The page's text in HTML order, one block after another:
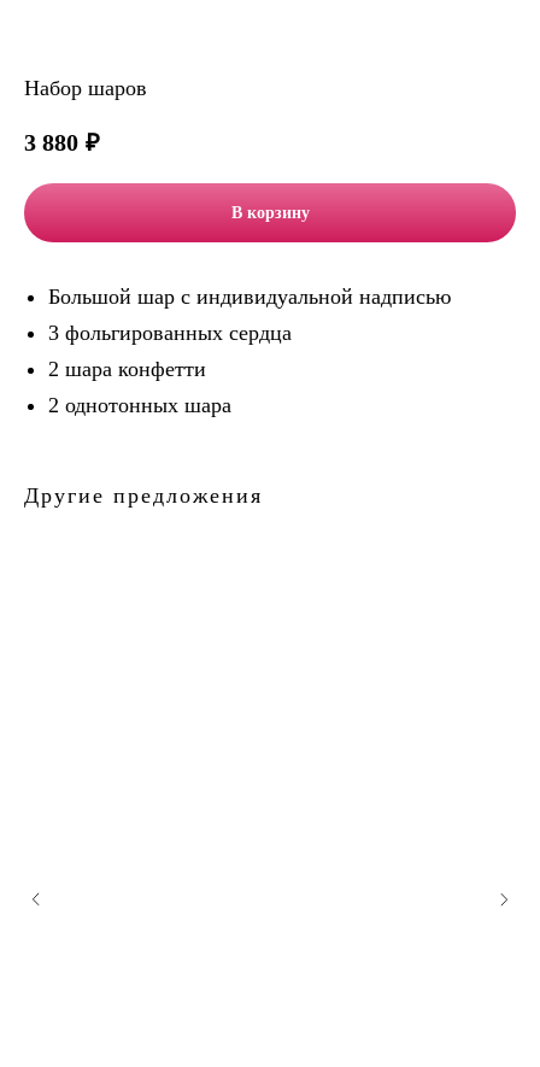
Набор шаров
3 880 ₽
В корзину
Большой шар с индивидуальной надписью
3 фольгированных сердца
2 шара конфетти
2 однотонных шара
Другие предложения